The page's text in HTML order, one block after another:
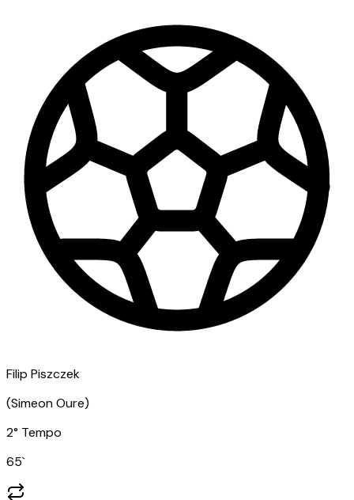
Filip Piszczek
(Simeon Oure)
2° Tempo
65`